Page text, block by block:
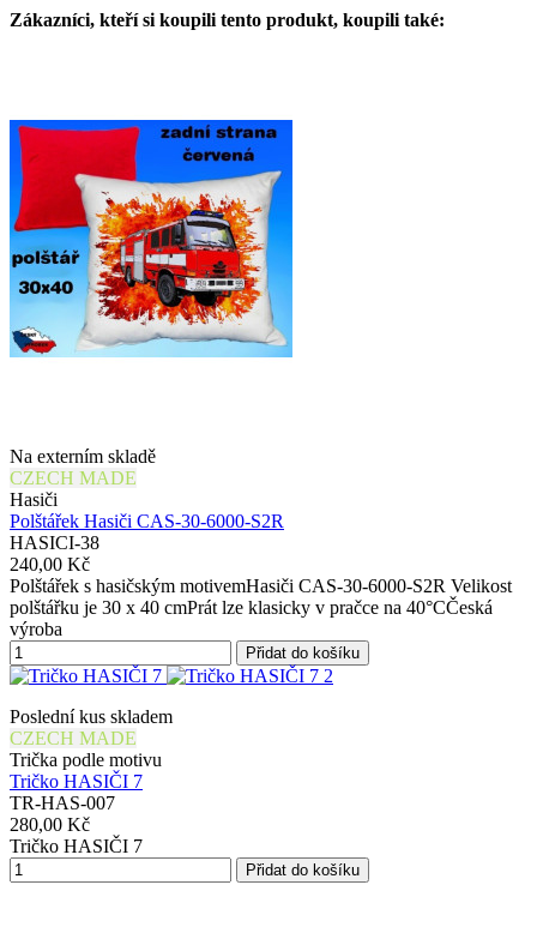
Zákazníci, kteří si koupili tento produkt, koupili také:
Na externím skladě
CZECH MADE
Hasiči
Polštářek Hasiči CAS-30-6000-S2R
HASICI-38
240,00 Kč
Polštářek s hasičským motivemHasiči CAS-30-6000-S2R Velikost
polštářku je 30 x 40 cmPrát lze klasicky v pračce na 40°CČeská
výroba
Přidat do košíku
Poslední kus skladem
CZECH MADE
Trička podle motivu
Tričko HASIČI 7
TR-HAS-007
280,00 Kč
Tričko HASIČI 7
Přidat do košíku